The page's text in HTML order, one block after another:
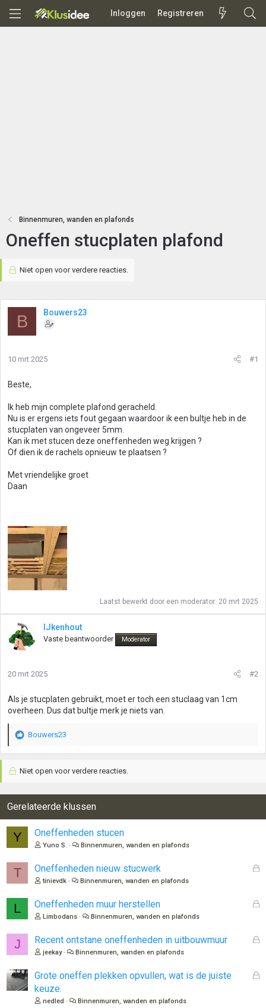
Inloggen Registreren
Binnenmuren, wanden en plafonds
Oneffen stucplaten plafond
Niet open voor verdere reacties.
B Bouwers23
10 mrt 2025 #1
Beste,
Ik heb mijn complete plafond geracheld.
Nu is er ergens iets fout gegaan waardoor ik een bultje heb in de
stucplaten van ongeveer 5mm.
Kan ik met stucen deze oneffenheden weg krijgen ?
Of dien ik de rachels opnieuw te plaatsen ?
Met vriendelijke groet
Daan
Laatst bewerkt door een moderator: 20 mrt 2025
IJkenhout
Vaste beantwoorder Moderator
20 mrt 2025 #2
Als je stucplaten gebruikt, moet er toch een stuclaag van 1cm
overheen. Dus dat bultje merk je niets van.
W
r
e
r
n
g
e
:
Bouwers23
Niet open voor verdere reacties.
Gerelateerde klussen
Y Oneffenheden stucen
Yuno S. Binnenmuren, wanden en plafonds
T
G
n
Oneffenheden nieuw stucwerk
tinievdk Binnenmuren, wanden en plafonds
L
G
n
Oneffenheden muur herstellen
Limbodans Binnenmuren, wanden en plafonds
J
G
Recent ontstane oneffenheden in uitbouwmuur
jeekay Binnenmuren, wanden en plafonds
G
Grote oneffen plekken opvullen, wat is de juiste
keuze.
nedled Binnenmuren, wanden en plafonds